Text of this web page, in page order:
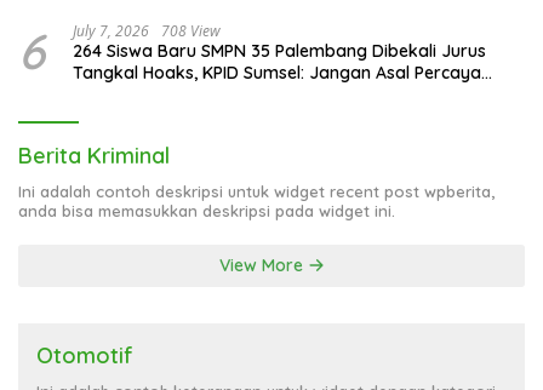
6 July 7, 2026 708 View
264 Siswa Baru SMPN 35 Palembang Dibekali Jurus
Tangkal Hoaks, KPID Sumsel: Jangan Asal Percaya
Berita Kriminal
Ini adalah contoh deskripsi untuk widget recent post wpberita,
anda bisa memasukkan deskripsi pada widget ini.
View More
Otomotif